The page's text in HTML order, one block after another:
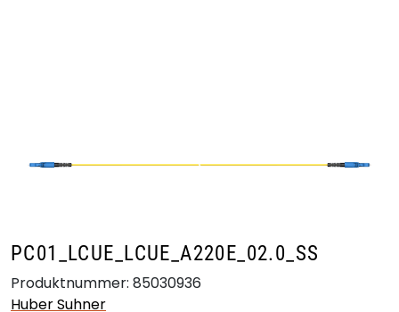
PC01_LCUE_LCUE_A220E_02.0_SS
Produktnummer: 85030936
Huber Suhner
Leverandører